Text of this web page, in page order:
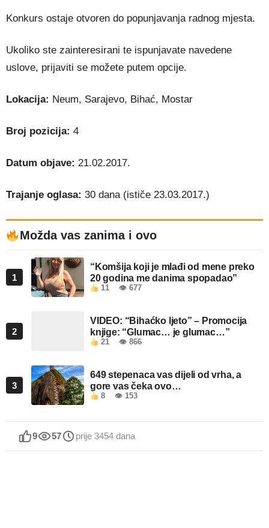
Konkurs ostaje otvoren do popunjavanja radnog mjesta.
Ukoliko ste zainteresirani te ispunjavate navedene
uslove, prijaviti se možete putem opcije.
Lokacija: Neum, Sarajevo, Bihać, Mostar
Broj pozicija: 4
Datum objave: 21.02.2017.
Trajanje oglasa: 30 dana (ističe 23.03.2017.)
Možda vas zanima i ovo
1
“Komšija koji je mlađi od mene preko
20 godina me danima spopadao”
11 👁 677
2
VIDEO: “Bihaćko ljeto” – Promocija
knjige: “Glumac… je glumac…”
21 👁 866
3
649 stepenaca vas dijeli od vrha, a
gore vas čeka ovo…
8 👁 153
9 57 prije 3454 dana